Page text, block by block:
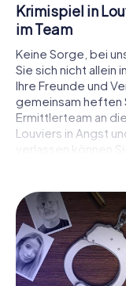
Krimispiel in
im Team
Keine Sorge, bei
Sie sich nicht allein
Ihre Freunde und
gemeinsam heften
Ermittlerteam an
Louviers in Angst
verlassen können
Ermittlerutensil, Ihr
zahlreichen
Verbindung stehen,
Ort knacken Sie
Stück der Lösung
einem klassischen
Sie das